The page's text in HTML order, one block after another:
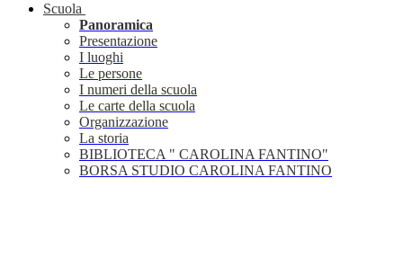
Scuola
Panoramica
Presentazione
I luoghi
Le persone
I numeri della scuola
Le carte della scuola
Organizzazione
La storia
BIBLIOTECA " CAROLINA FANTINO"
BORSA STUDIO CAROLINA FANTINO